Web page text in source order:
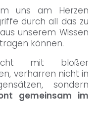
uns am Herzen
durch all das zu
unserem Wissen
können.
mit bloßer
verharren nicht in
sondern
gemeinsam im